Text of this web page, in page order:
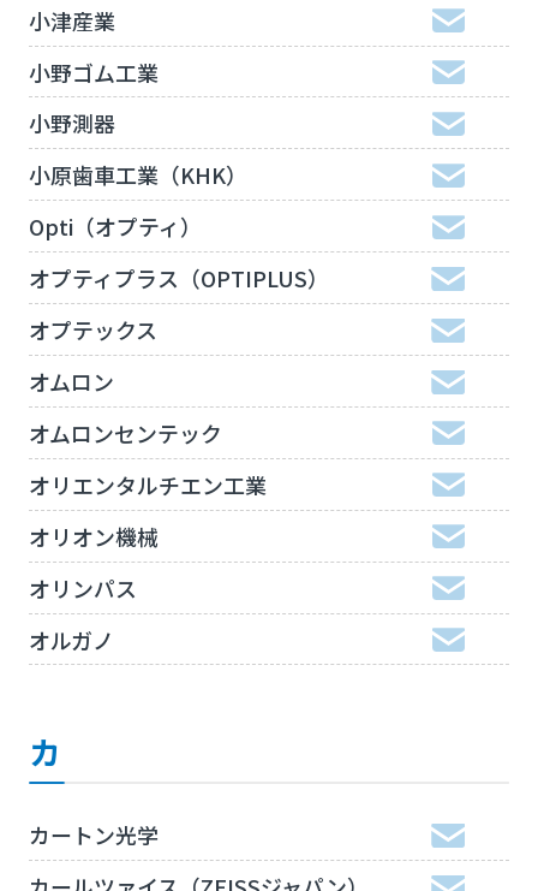
小津産業
小野ゴム工業
小野測器
小原歯車工業（KHK）
Opti（オプティ）
オプティプラス（OPTIPLUS）
オプテックス
オムロン
オムロンセンテック
オリエンタルチエン工業
オリオン機械
オリンパス
オルガノ
カ
カートン光学